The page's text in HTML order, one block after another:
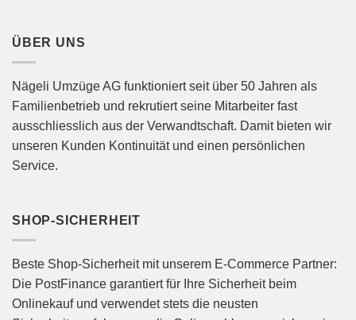
ÜBER UNS
Nägeli Umzüge AG funktioniert seit über 50 Jahren als
Familienbetrieb und rekrutiert seine Mitarbeiter fast
ausschliesslich aus der Verwandtschaft. Damit bieten wir
unseren Kunden Kontinuität und einen persönlichen
Service.
SHOP-SICHERHEIT
Beste Shop-Sicherheit mit unserem E-Commerce Partner:
Die PostFinance garantiert für Ihre Sicherheit beim
Onlinekauf und verwendet stets die neusten